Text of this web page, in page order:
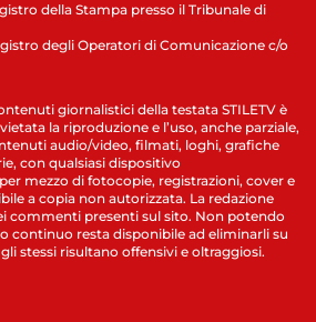
della Stampa presso il Tribunale di
degli Operatori di Comunicazione c/o
giornalistici della testata STILETV è
la riproduzione e l’uso, anche parziale,
audio/video, filmati, loghi, grafiche
con qualsiasi dispositivo
mezzo di fotocopie, registrazioni, cover e
a copia non autorizzata. La redazione
commenti presenti sul sito. Non potendo
continuo resta disponibile ad eliminarli su
stessi risultano offensivi e oltraggiosi.